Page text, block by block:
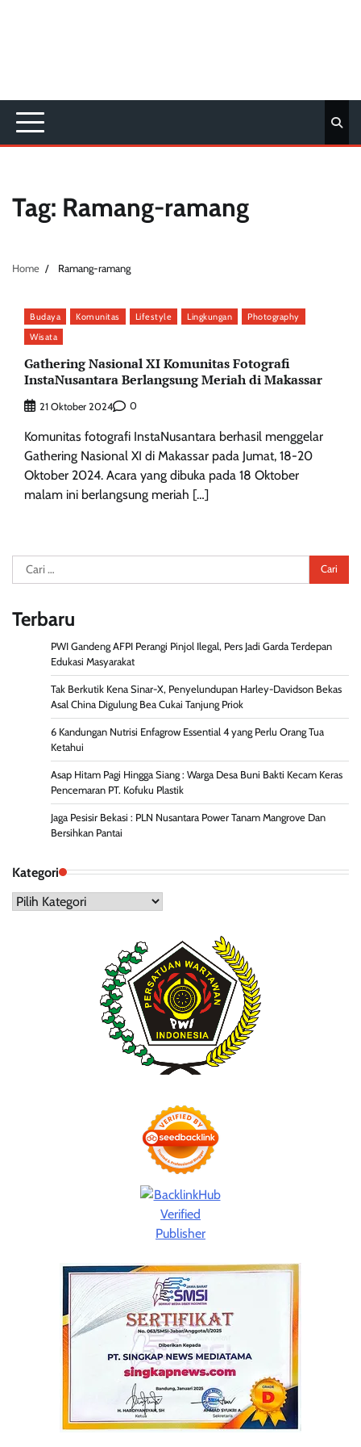
Tag: Ramang-ramang
Home Ramang-ramang
Budaya Komunitas Lifestyle Lingkungan
Photography
Wisata
Gathering Nasional XI Komunitas Fotografi
InstaNusantara Berlangsung Meriah di Makassar
21 Oktober 2024 0
Komunitas fotografi InstaNusantara berhasil menggelar
Gathering Nasional XI di Makassar pada Jumat, 18-20
Oktober 2024. Acara yang dibuka pada 18 Oktober
malam ini berlangsung meriah […]
Cari
untuk:
Terbaru
PWI Gandeng AFPI Perangi Pinjol Ilegal, Pers Jadi Garda Terdepan
Edukasi Masyarakat
Tak Berkutik Kena Sinar-X, Penyelundupan Harley-Davidson Bekas
Asal China Digulung Bea Cukai Tanjung Priok
6 Kandungan Nutrisi Enfagrow Essential 4 yang Perlu Orang Tua
Ketahui
Asap Hitam Pagi Hingga Siang : Warga Desa Buni Bakti Kecam Keras
Pencemaran PT. Kofuku Plastik
Jaga Pesisir Bekasi : PLN Nusantara Power Tanam Mangrove Dan
Bersihkan Pantai
Kategori
Kategori